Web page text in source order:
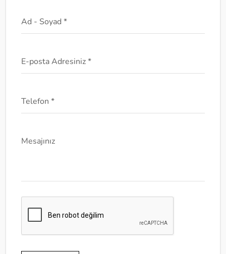
Ad - Soyad *
E-posta Adresiniz *
Telefon *
Mesajınız